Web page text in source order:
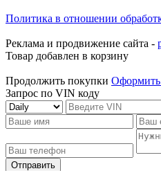
Политика в отношении
Реклама и продвижение сайта -
Товар добавлен в корзину
Продолжить покупки Оформить
Запрос по VIN коду
Отправить